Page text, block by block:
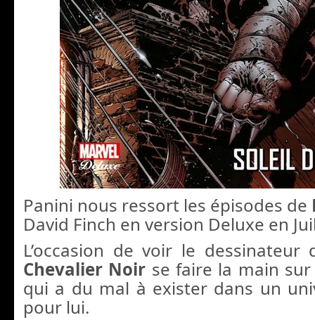
Panini nous ressort les épisodes de
David Finch en version Deluxe en
L’occasion de voir le
Chevalier Noir se faire la main
qui a du mal à exister dans un
pour lui.